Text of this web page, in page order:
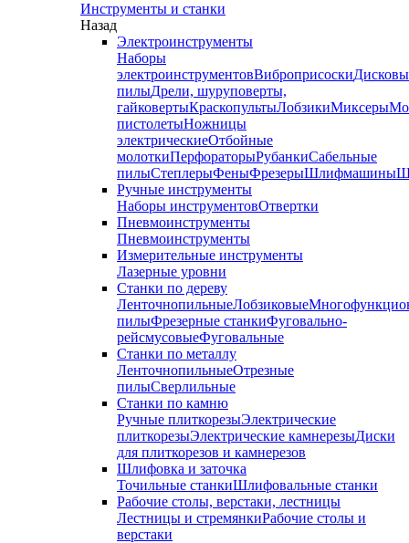
Инструменты и станки
Назад
Электроинструменты
Наборы
электроинструментовВиброприсоски
пилыДрели, шуруповерты,
гайковертыКраскопультыЛобзикиМиксеры
пистолетыНожницы
электрическиеОтбойные
молоткиПерфораторыРубанкиСабельные
пилыСтеплерыФеныФрезерыШлифмашины
Ручные инструменты
Наборы инструментовОтвертки
Пневмоинструменты
Пневмоинструменты
Измерительные инструменты
Лазерные уровни
Станки по дереву
ЛенточнопильныеЛобзиковые
пилыФрезерные станкиФуговально-
рейсмусовыеФуговальные
Станки по металлу
ЛенточнопильныеОтрезные
пилыСверлильные
Станки по камню
Ручные плиткорезыЭлектрические
плиткорезыЭлектрические камнерезыДиски
для плиткорезов и камнерезов
Шлифовка и заточка
Точильные станкиШлифовальные станки
Рабочие столы, верстаки, лестницы
Лестницы и стремянкиРабочие столы и
верстаки